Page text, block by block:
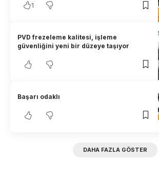
1
PVD frezeleme kalitesi, işleme
güvenliğini yeni bir düzeye taşıyor
Başarı odaklı
DAHA FAZLA GÖSTER